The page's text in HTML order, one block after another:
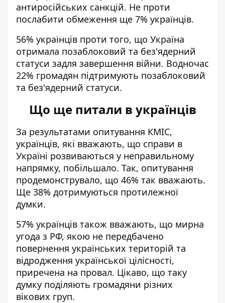
антиросійських санкцій. Не проти
послабити обмеження ще 7% українців.
56% українців проти того, що Україна
отримала позаблоковий та без'ядерний
статуси задля завершення війни. Водночас
22% громадян підтримують позаблоковий
та без'ядерний статуси.
Що ще питали в українців
За результатами опитування КМІС,
українців, які вважають, що справи в
Україні розвиваються у неправильному
напрямку, побільшало. Так, опитування
продемонструвало, що 46% так вважають.
Ще 38% дотримуються протилежної
думки.
57% українців також вважають, що мирна
угода з РФ, якою не передбачено
повернення українських територій та
відродження української цілісності,
приречена на провал. Цікаво, що таку
думку поділяють громадяни різних
вікових груп.